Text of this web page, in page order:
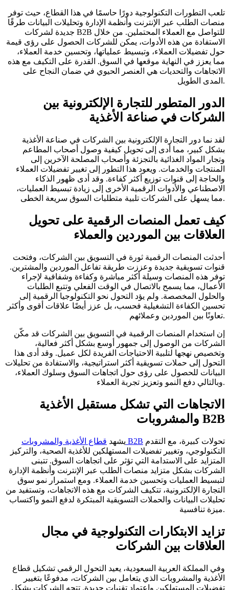
تلعب التطورات التكنولوجية دورًا حاسمًا في هذا القطاع، حيث توفر
منصات الطلب عبر الإنترنت وأنظمة الإدارة وتحليلات البيانات طرقًا
جديدة لشركات B2B للتواصل مع العملاء المحتملين. من خلال
الاستفادة من هذه الأدوات، يمكن للشركات الحصول على رؤى قيمة
حول تفضيلات العملاء، وتبسيط عملياتها، وتحسين خدمة العملاء،
مما يعزز في النهاية موقعها في السوق. القدرة على التكيف مع هذه
الاتجاهات والتحديات هي العنصر الحيوي في ضمان النجاح على
المدى الطويل.
الدور المتطور للتجارة الإلكترونية بين
الشركات في صناعة الأغذية
لقد نما دور التجارة الإلكترونية بين الشركات في صناعة الأغذية
بشكل كبير، مما أدى إلى تحويل كيفية وصول أصحاب المطاعم
وتجار المواد الغذائية بالتجزئة وأصحاب المصلحة الآخرين إلى
المنتجات والخدمات. ويعود هذا التطور إلى تغيير تفضيلات العملاء
والحاجة إلى قنوات توزيع أكثر كفاءة. وقد أدى ظهور الذكاء
الاصطناعي والأدوات الرقمية الأخرى إلى زيادة تبسيط العمليات،
مما يسهل على الشركات تلبية متطلبات السوق سريعة الخطى.
كيف تعمل المنصات الرقمية على تحويل
العلاقات بين الموردين والعملاء
أحدثت المنصات الرقمية ثورة في التسويق بين الشركات، وفتحت
قنوات تسويقية جديدة وعززت طريقة تفاعل الموردين والمشترين.
توفر هذه المنصات وسيلة أكثر مباشرة وكفاءة وشفافية لإجراء
الأعمال، مما يسمح بالاتصال في الوقت الفعلي وتتبع الطلبات
والحلول المخصصة. ولم يؤد التحول نحو التكنولوجيا الرقمية إلى
تحسين الكفاءة التشغيلية فحسب، بل عزز أيضًا علاقات أقوى وأكثر
تعاونًا بين الموردين وعملائهم.
إن استخدام المنصات الرقمية في التسويق بين الشركات قد مكّن
الشركات من الوصول إلى جمهور أوسع بشكل أكثر فعالية،
وتخصيص نهجها لتلبية الاحتياجات الفريدة لكل عميل. وقد أدى هذا
التحول إلى حملات تسويقية أكثر استراتيجية، والاستفادة من تحليلات
البيانات للحصول على رؤى حول اتجاهات السوق وسلوك العملاء،
وبالتالي دفع النمو وتعزيز تجربة العملاء.
الاتجاهات التي تشكل مستقبل الأغذية
والمشروبات B2B
يشهد قطاع الأغذية والمشروبات B2B
التكنولوجي، وتغيير تفضيلات المستهلكين للأغذية الصحية، والتركيز
المتزايد على الاستدامة التي تؤثر على اتجاهات السوق. تتبنى
الشركات بشكل متزايد منصات الطلب عبر الإنترنت وأنظمة الإدارة
لتبسيط العمليات وتحسين خدمة العملاء. ومع استمرار نمو سوق
التجارة الإلكترونية، تتكيف الشركات مع هذه الاتجاهات، وتستفيد من
تحليلات البيانات والحملات التسويقية المبتكرة لدفع النمو واكتساب
ميزة تنافسية.
تزايد الابتكارات التكنولوجية في مجال
العلاقات بين الشركات
وفي المملكة العربية السعودية، يعيد التحول الرقمي تشكيل قطاع
الأغذية والمشروبات الذي يتعامل بين الشركات، مدفوعًا بتغيير
تفضيلات المستهلكين واعتماد تقنيات جديدة. تتجه الشركات بشكل